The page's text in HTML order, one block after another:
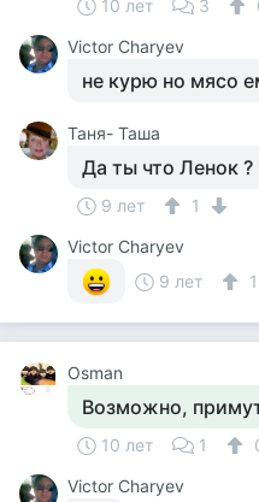
10 лет 3
Victor Charyev
не курю но мясо
Таня- Таша
Да ты что Ленок ?
9 лет
1
Victor Charyev
9 лет
1
Osman
Возможно,
10 лет 1
Victor Charyev